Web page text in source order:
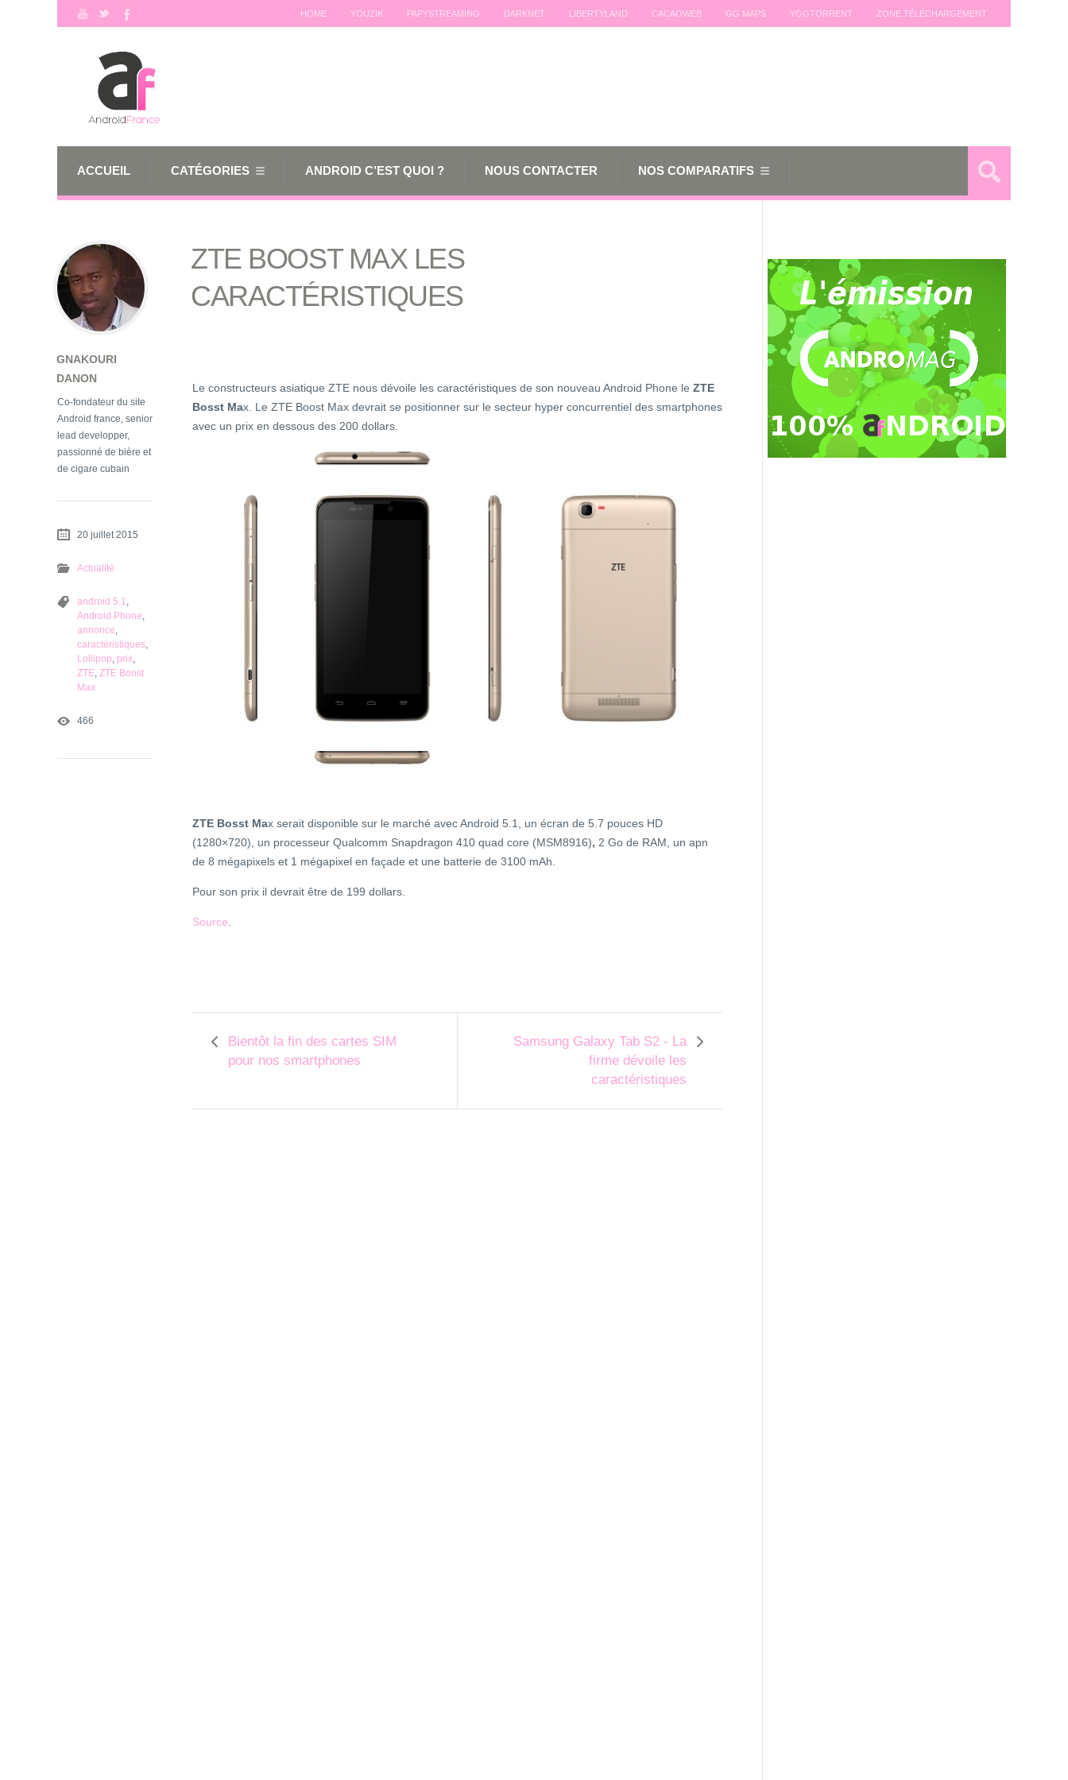
HOME YOUZIK PAPYSTREAMING DARKNET LIBERTYLAND CACAOWEB GG MAPS YGGTORRENT ZONE TÉLÉCHARGEMENT
ACCUEIL CATÉGORIES ANDROID C’EST QUOI ? NOUS CONTACTER NOS COMPARATIFS
ZTE BOOST MAX LES
CARACTÉRISTIQUES
Le constructeurs asiatique ZTE nous dévoile les caractéristiques de son nouveau Android Phone le ZTE
Bosst Max. Le ZTE Boost Max devrait se positionner sur le secteur hyper concurrentiel des smartphones
avec un prix en dessous des 200 dollars.
ZTE Bosst Max serait disponible sur le marché avec Android 5.1, un écran de 5.7 pouces HD
(1280×720), un processeur Qualcomm Snapdragon 410 quad core (MSM8916), 2 Go de RAM, un apn
de 8 mégapixels et 1 mégapixel en façade et une batterie de 3100 mAh.
Pour son prix il devrait être de 199 dollars.
Source
Bientôt la fin des cartes SIM
pour nos smartphones
Samsung Galaxy Tab S2 - La
firme dévoile les
caractéristiques
GNAKOURI
DANON
Co-fondateur du site
Android france, senior
lead developper,
passionné de bière et
de cigare cubain
20 juillet 2015
Actualité
android 5.1
Android Phone
annonce
caractéristiques
Lollipop prix
ZTE ZTE Boost
Max
466